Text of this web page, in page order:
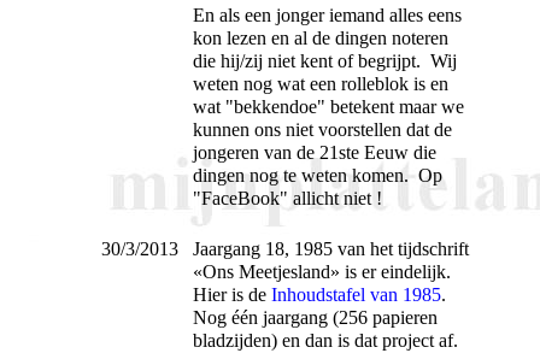
En als een jonger iemand alles eens
kon lezen en al de dingen noteren
die hij/zij niet kent of begrijpt. Wij
weten nog wat een rolleblok is en
wat "bekkendoe" betekent maar we
kunnen ons niet voorstellen dat de
jongeren van de 21ste Eeuw die
dingen nog te weten komen. Op
"FaceBook" allicht niet !
30/3/2013
Jaargang 18, 1985 van het tijdschrift
«Ons Meetjesland» is er eindelijk.
Hier is de Inhoudstafel van 1985.
Nog één jaargang (256 papieren
bladzijden) en dan is dat project af.